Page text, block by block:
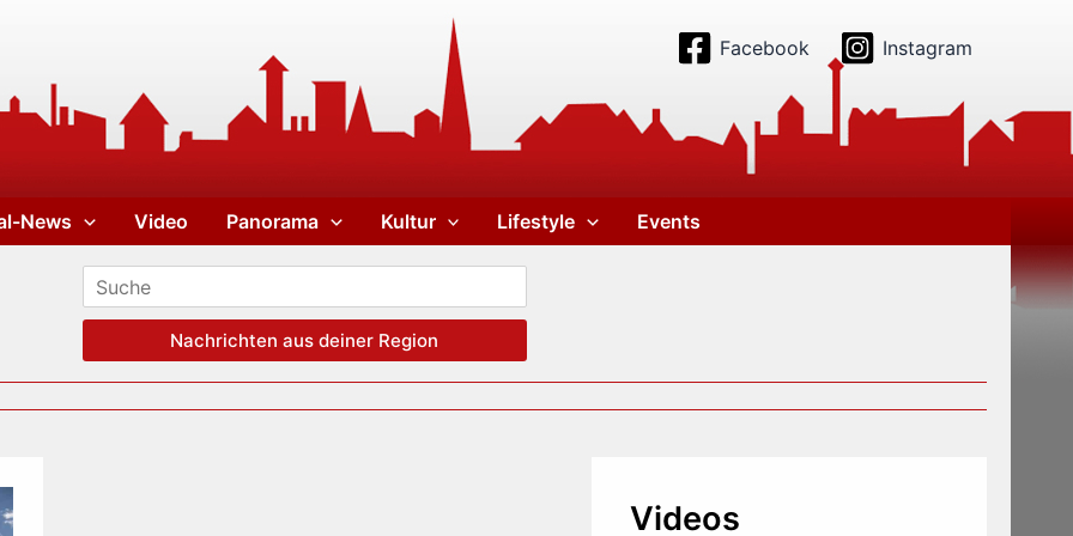
Facebook Instagram
News Video Panorama Kultur Lifestyle Events
Nachrichten aus deiner Region
Videos